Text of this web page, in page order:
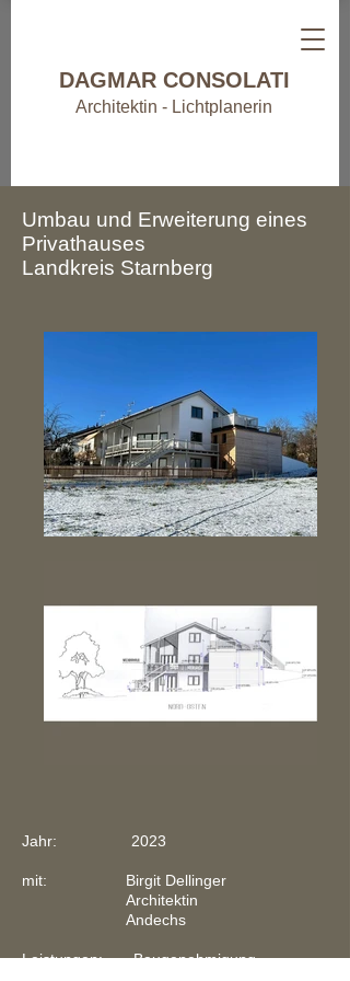
DAGMAR CONSOLATI
Architektin - Lichtplanerin
Umbau und Erweiterung eines
Privathauses
Landkreis Starnberg
Jahr: 2023
mit: Birgit Dellinger
Architektin
Andechs
Leistungen: Baugenehmigung